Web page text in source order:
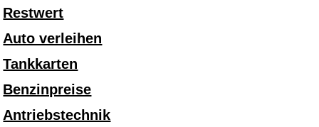
Restwert
Auto verleihen
Tankkarten
Benzinpreise
Antriebstechnik